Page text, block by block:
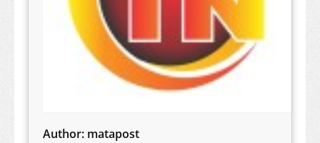
Author: matapost